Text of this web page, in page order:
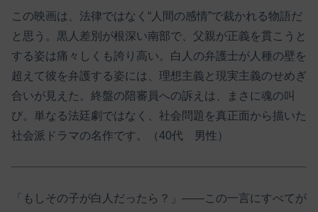
この映画は、法律ではなく“人間の感情”で裁かれる物語だ
と思う。黒人差別が根深い南部で、父親が正義を貫こうと
する姿は痛々しくも誇り高い。白人の弁護士が人種の壁を
超えて彼を弁護する姿には、理想主義と現実主義のせめぎ
合いが見えた。終盤の陪審員への訴えは、まさに魂の叫
び。単なる法廷劇ではなく、社会問題を真正面から描いた
社会派ドラマの名作です。（40代 男性）
「もしその子が白人だったら？」――この一言にすべてが